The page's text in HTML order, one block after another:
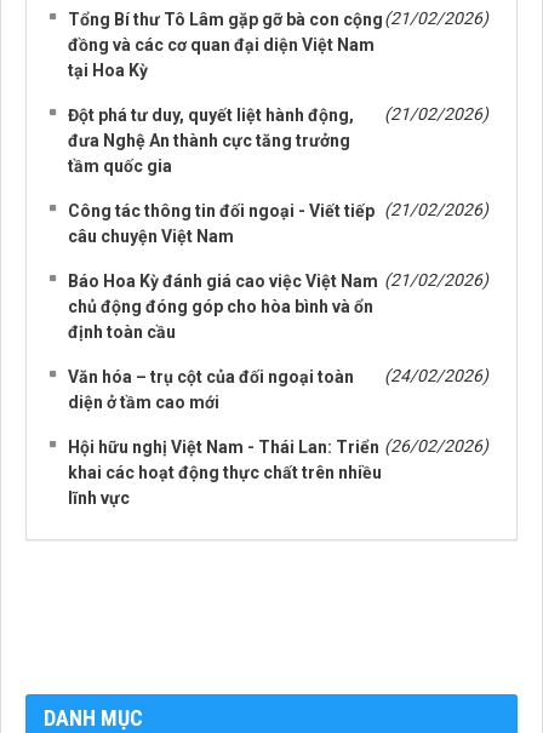
Tổng Bí thư Tô Lâm gặp gỡ bà con cộng
đồng và các cơ quan đại diện Việt Nam
tại Hoa Kỳ
(21/02/2026)
Đột phá tư duy, quyết liệt hành động,
đưa Nghệ An thành cực tăng trưởng
tầm quốc gia
(21/02/2026)
Công tác thông tin đối ngoại - Viết tiếp
câu chuyện Việt Nam
(21/02/2026)
Báo Hoa Kỳ đánh giá cao việc Việt Nam
chủ động đóng góp cho hòa bình và ổn
định toàn cầu
(21/02/2026)
Văn hóa – trụ cột của đối ngoại toàn
diện ở tầm cao mới
(24/02/2026)
Hội hữu nghị Việt Nam - Thái Lan: Triển
khai các hoạt động thực chất trên nhiều
lĩnh vực
(26/02/2026)
DANH MỤC